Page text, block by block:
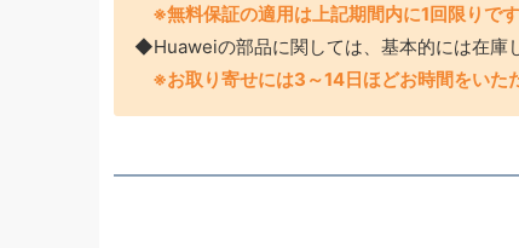
※無料保証の適用は上記期間内に1回限りです
◆Huaweiの部品に関しては、基本的には在庫
※お取り寄せには3～14日ほどお時間をいた